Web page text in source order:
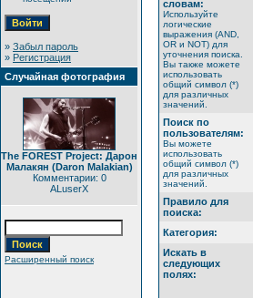
» Забыл пароль
» Регистрация
Случайная фотография
The FOREST Project: Дарон
Малакян (Daron Malakian)
Комментарии: 0
ALuserX
Расширенный поиск
словам:
Используйте
логические
выражения (AND,
OR и NOT) для
уточнения поиска.
Вы также можете
использовать
общий символ (*)
для различных
значений.
Поиск по
пользователям:
Вы можете
использовать
общий символ (*)
для различных
значений.
Правило для
поиска:
Категория:
Искать в
следующих
полях: